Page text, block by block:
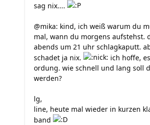
sag nix....
@mika: kind, ich weiß warum du
mal, wann du morgens aufstehst.
abends um 21 uhr schlagkaputt.
schadet ja nix.
ich hoffe,
ordung. wie schnell und lang soll
werden?
lg,
line, heute mal wieder in kurzen
band